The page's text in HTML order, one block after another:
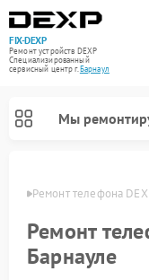
FIX-DEXP
Ремонт устройств DEXP
Специализированный
cервисный центр г.Барнаул
Мы
Ремонт телефона
Ремонт
Барнауле